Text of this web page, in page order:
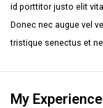
id porttitor justo elit
Donec nec augue vel
tristique senectus et
My Experience